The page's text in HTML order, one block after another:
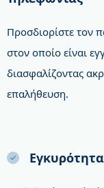
Προσδιορίστε τον
στον οποίο είναι
διασφαλίζοντας
επαλήθευση.